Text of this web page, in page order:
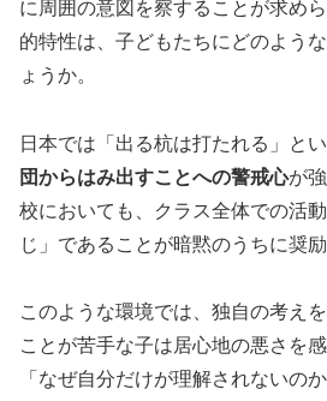
に周囲の意図を察することが求め
的特性は、子どもたちにどのよう
ょうか。
日本では「出る杭は打たれる」と
団からはみ出すことへの警戒心が
校においても、クラス全体での活
じ」であることが暗黙のうちに奨
このような環境では、独自の考え
ことが苦手な子は居心地の悪さを
「なぜ自分だけが理解されないの